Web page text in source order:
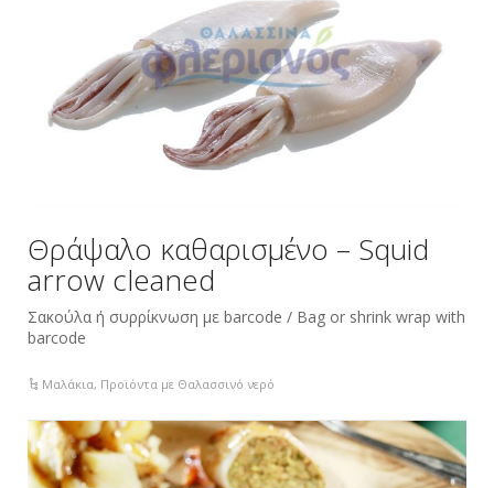
Θράψαλο καθαρισμένο – Squid
arrow cleaned
Σακούλα ή συρρίκνωση με barcode / Bag or shrink wrap with
barcode
Μαλάκια, Προϊόντα με Θαλασσινό νερό